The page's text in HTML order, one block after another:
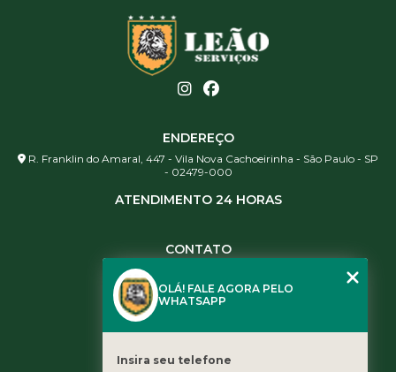
ENDEREÇO
R. Franklin do Amaral, 447 - Vila Nova Cachoeirinha - São Paulo - SP
- 02479-000
ATENDIMENTO 24 HORAS
CONTATO
(11) 3461-5871
contato@leaoservicos.com.br
OLÁ! FALE AGORA PELO
WHATSAPP
Insira seu telefone